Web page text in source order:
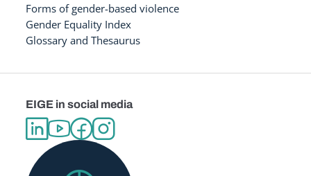
Forms of gender-based violence
Gender Equality Index
Glossary and Thesaurus
EIGE in social media